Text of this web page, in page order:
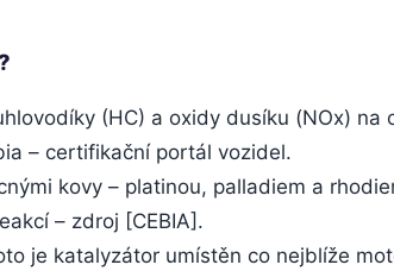
(HC) a oxidy dusíku (NOx) na
– certifikační portál vozidel.
kovy – platinou, palladiem a
– zdroj [CEBIA].
je katalyzátor umístěn co nejblíže